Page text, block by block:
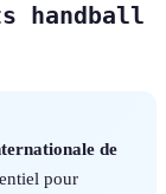
handball
de
pour